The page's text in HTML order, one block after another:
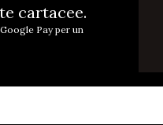
cartacee.
Pay per un